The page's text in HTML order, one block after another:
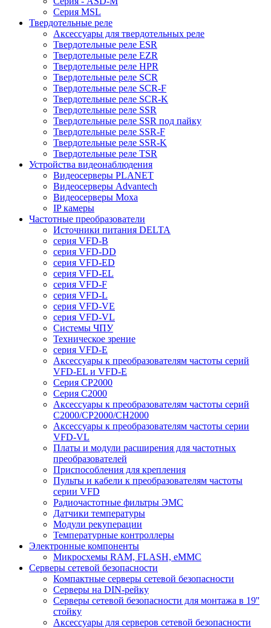
Серия MSL
Твердотельные реле
Аксессуары для твердотельных реле
Твердотельные реле ESR
Твердотельные реле EZR
Твердотельные реле HPR
Твердотельные реле SCR
Твердотельные реле SCR-F
Твердотельные реле SCR-K
Твердотельные реле SSR
Твердотельные реле SSR под пайку
Твердотельные реле SSR-F
Твердотельные реле SSR-K
Твердотельные реле TSR
Устройства видеонаблюдения
Видеосерверы PLANET
Видеосерверы Advantech
Видеосерверы Moxa
IP камеры
Частотные преобразователи
Источники питания DELTA
серия VFD-B
серия VFD-DD
серия VFD-ED
серия VFD-EL
серия VFD-F
серия VFD-L
серия VFD-VE
серия VFD-VL
Системы ЧПУ
Техническое зрение
серия VFD-E
Аксессуары к преобразователям частоты серий
VFD-EL и VFD-E
Серия CP2000
Серия C2000
Аксессуары к преобразователям частоты серий
С2000/CP2000/CH2000
Аксессуары к преобразователям частоты серии
VFD-VL
Платы и модули расширения для частотных
преобразователей
Приспособления для крепления
Пульты и кабели к преобразователям частоты
серии VFD
Радиочастотные фильтры ЭМС
Датчики температуры
Модули рекуперации
Температурные контроллеры
Электронные компоненты
Микросхемы RAM, FLASH, eMMC
Серверы сетевой безопасности
Компактные серверы сетевой безопасности
Серверы на DIN-рейку
Серверы сетевой безопасности для монтажа в 19''
стойку
Аксессуары для серверов сетевой безопасности